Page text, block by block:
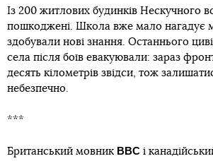
Із 200 житлових будинків Нескучного
пошкоджені. Школа вже мало нагадує
здобували нові знання. Останнього
села після боїв евакуювали: зараз
десять кілометрів звідси, тож
небезпечно.
***
Британський мовник BBC і